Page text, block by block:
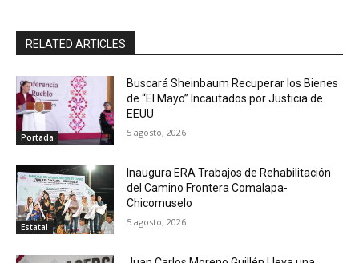
RELATED ARTICLES
Portada
Buscará Sheinbaum Recuperar los Bienes
de “El Mayo” Incautados por Justicia de
EEUU
5 agosto, 2026
Estatal
Inaugura ERA Trabajos de Rehabilitación
del Camino Frontera Comalapa-
Chicomuselo
5 agosto, 2026